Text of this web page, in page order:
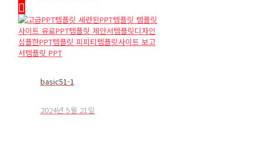
basic51-1
2024년 5월 21일